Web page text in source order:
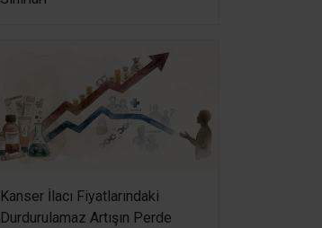
Kanser İlacı Fiyatlarındaki
Durdurulamaz Artışın Perde